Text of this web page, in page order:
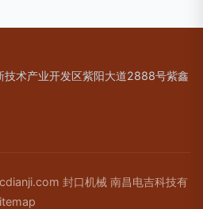
技术产业开发区紫阳大道2888号紫鑫
封口机械 南昌电吉科技有